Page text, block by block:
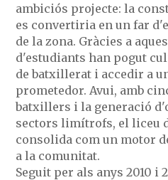
ambiciós projecte: la
es convertiria en un far
de la zona. Gràcies a
d'estudiants han pogut
de batxillerat i accedir a
prometedor. Avui, amb
batxillers i la generació
sectors limítrofs, el liceu
consolida com un motor
a la comunitat.
Seguit per als anys 2010 i